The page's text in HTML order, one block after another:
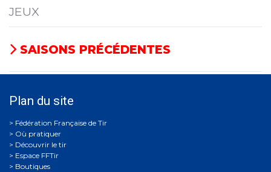
JEUX
SAISONS PRÉCÉDENTES
Plan du site
Où pratiquer
Découvrir le tir
Espace FFTir
Boutiques